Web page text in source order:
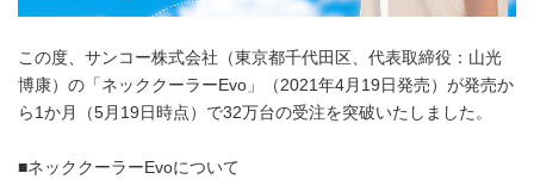
この度、サンコー株式会社（東京都千代田区、代表取締役：山光
博康）の「ネッククーラーEvo」（2021年4月19日発売）が発売か
ら1か月（5月19日時点）で32万台の受注を突破いたしました。
■ネッククーラーEvoについて